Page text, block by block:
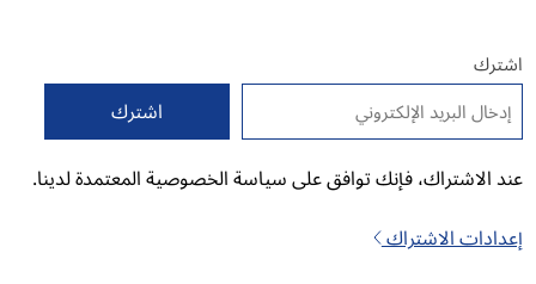
اشترك
البريد الإلكتروني *
عند الاشتراك، فإنك توافق على سياسة الخصوصية المعتمدة لدينا.
إعدادات الاشتراك